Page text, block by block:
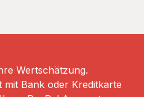
Wertschätzung.
mit Bank oder Kreditkarte